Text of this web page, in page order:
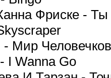
Фриске -
Мир Человечков
I Wanna Go